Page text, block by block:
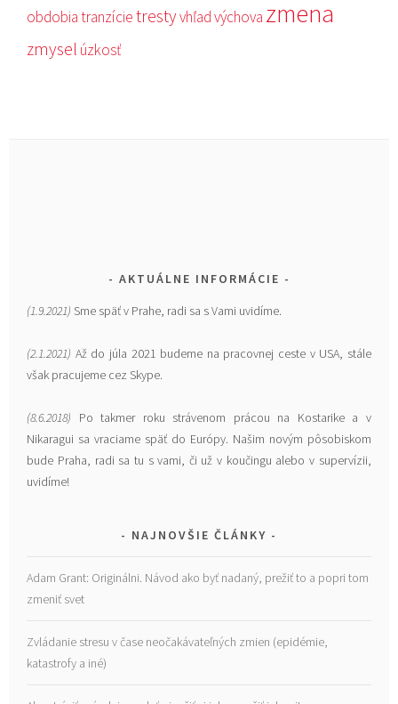
obdobiatranzícietrestyvhľadvýchova zmena
zmysel úzkosť
AKTUÁLNE INFORMÁCIE
(1.9.2021) Sme späť v Prahe, radi sa s Vami uvidíme.
(2.1.2021) Až do júla 2021 budeme na pracovnej ceste v USA, stále
však pracujeme cez Skype.
(8.6.2018) Po takmer roku strávenom prácou na Kostarike a v
Nikaragui sa vraciame späť do Európy. Našim novým pôsobiskom
bude Praha, radi sa tu s vami, či už v koučingu alebo v supervízii,
uvidíme!
NAJNOVŠIE ČLÁNKY
Adam Grant: Originálni. Návod ako byť nadaný, prežiť to a popri tom
zmeniť svet
Zvládanie stresu v čase neočakávateľných zmien (epidémie,
katastrofy a iné)